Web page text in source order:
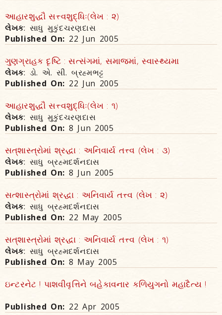
આહારશુદ્ધૌ સત્ત્વશુદ્ધિઃ(લેખ : ૨)
લેખક: સાધુ મુકુંદચરણદાસ
Published On: 22 Jun 2005
ગુણગ્રાહક દૃષ્ટિ : સત્સંગમાં, સમાજમાં, સ્વાસ્થ્યમા
લેખક: ડો. એ. સી. બ્રહ્મભટ્ટ
Published On: 22 Jun 2005
આહારશુદ્ધૌ સત્ત્વશુદ્ધિઃ(લેખ : ૧)
લેખક: સાધુ મુકુંદચરણદાસ
Published On: 8 Jun 2005
સત્‌શાસ્ત્રોમાં શ્રદ્ધા : અનિવાર્ય તત્ત્વ (લેખ : ૩)
લેખક: સાધુ બ્રહ્મદર્શનદાસ
Published On: 8 Jun 2005
સત્શાસ્ત્રોમાં શ્રદ્ધા : અનિવાર્ય તત્ત્વ (લેખ : ૨)
લેખક: સાધુ બ્રહ્મદર્શનદાસ
Published On: 22 May 2005
સત્‌શાસ્ત્રોમાં શ્રદ્ધા : અનિવાર્ય તત્ત્વ (લેખ : ૧)
લેખક: સાધુ બ્રહ્મદર્શનદાસ
Published On: 8 May 2005
ઇન્ટરનેટ ! પાશવીવૃત્તિને બહેકાવનાર કળિયુગનો મહાદૈત્ય !
Published On: 22 Apr 2005